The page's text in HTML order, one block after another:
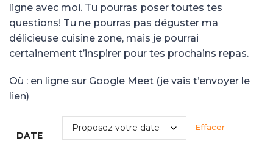
ligne avec moi. Tu pourras poser toutes tes
questions! Tu ne pourras pas déguster ma
délicieuse cuisine zone, mais je pourrai
certainement t’inspirer pour tes prochains repas.
Où : en ligne sur Google Meet (je vais t’envoyer le
lien)
DATE
Effacer